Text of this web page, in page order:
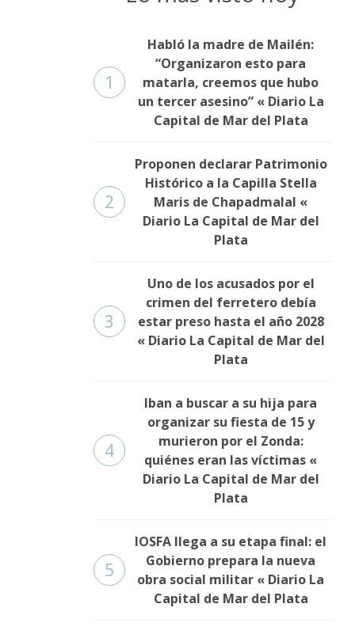
1
Habló la madre de Mailén:
“Organizaron esto para
matarla, creemos que hubo
un tercer asesino” « Diario La
Capital de Mar del Plata
2
Proponen declarar Patrimonio
Histórico a la Capilla Stella
Maris de Chapadmalal «
Diario La Capital de Mar del
Plata
3
Uno de los acusados por el
crimen del ferretero debía
estar preso hasta el año 2028
« Diario La Capital de Mar del
Plata
4
Iban a buscar a su hija para
organizar su fiesta de 15 y
murieron por el Zonda:
quiénes eran las víctimas «
Diario La Capital de Mar del
Plata
5
IOSFA llega a su etapa final: el
Gobierno prepara la nueva
obra social militar « Diario La
Capital de Mar del Plata